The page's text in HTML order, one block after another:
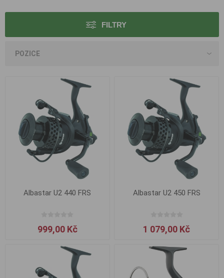
FILTRY
Albastar U2 440 FRS
999,00 Kč
Albastar U2 450 FRS
1 079,00 Kč